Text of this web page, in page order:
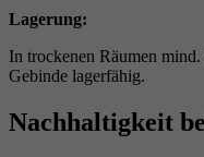
Lagerung:
In trockenen Räumen
Gebinde lagerfähig.
Nachhaltigkeit